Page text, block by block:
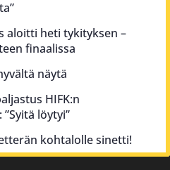
aloitti heti tykityksen –
finaalissa
näytä
HIFK:n
löytyi”
kohtalolle sinetti!